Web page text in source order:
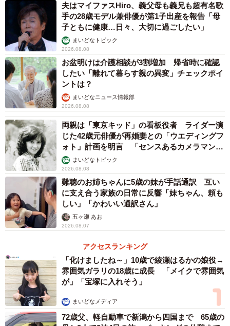
ドライブ中に子どもが“ぐずった”際、どのように対処しているか※複数回
答形式（提供画像）
次に「ドライブ中に子どもが“ぐずった”際、どのように対処
しているか」尋ねたところ、「声かけをする」（28.7%）
が最も多くなりました。次いで「子どもが好きな音楽を流
す」「動画・DVDを見せる」（同率22.6%）が多く、また
「お気に入りのお菓子を食べさせる」（21.7%）、「おも
ちゃを渡す」（20.2%）、「休憩スポット（SA/PA、コンビ
ニなど）に寄る」（18.8%）などの回答もみられました。
夫はマイファスHiro、義父母も義兄も超有名歌
手の28歳モデル兼俳優が第1子出産を報告「母
子ともに健康…日々、大切に過ごしたい」
まいどなトピック
2026.08.08
お盆明けは介護相談が3割増加 帰省時に確認
したい「離れて暮らす親の異変」チェックポイ
ントは？
まいどなニュース情報部
2026.08.08
両親は「東京キッド」の看板役者 ライダー演
じた42歳元俳優が再婚妻との「ウエディングフ
ォト」計画を明言 「センスあるカメラマン求
む」まいどなトピック
2026.08.08
難聴のお姉ちゃんに5歳の妹が手話通訳 互い
に支え合う家族の日常に反響「妹ちゃん、頼も
しい」「かわいい通訳さん」
五ヶ瀬 あお
2026.08.07
アクセスランキング
「化けましたね～」10歳で綾瀬はるかの娘役→
雰囲気ガラリの18歳に成長 「メイクで雰囲気
が」「宝塚に入れそう」
まいどなメディア
72歳父、軽自動車で新潟から四国まで 65歳の